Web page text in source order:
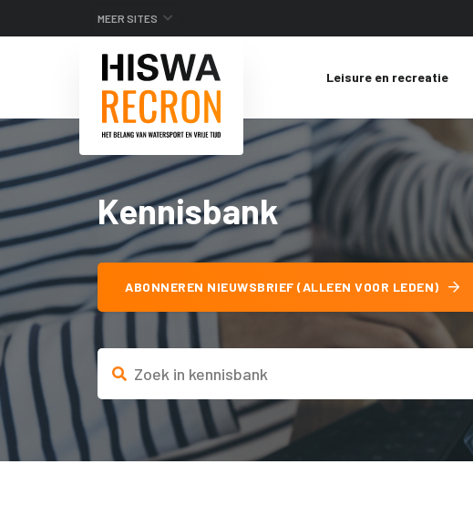
MEER SITES
Leisure en recreatie
Kennisbank
ABONNEREN NIEUWSBRIEF (ALLEEN VOOR LEDEN)